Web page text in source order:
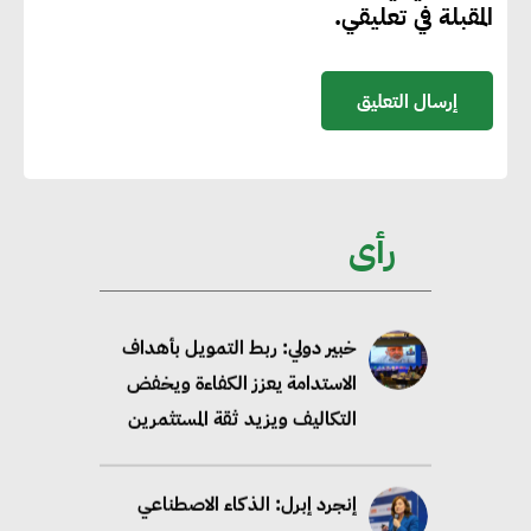
المقبلة في تعليقي.
رأى
الاعتماد على الكهرباء المولدة من
مصادر الطاقة المتجددة بحلول
2035
والسياسات
خبير دولي: ربط التمويل بأهداف
الاستدامة يعزز الكفاءة ويخفض
التكاليف ويزيد ثقة المستثمرين
إنجرد إبرل: الذكاء الاصطناعي